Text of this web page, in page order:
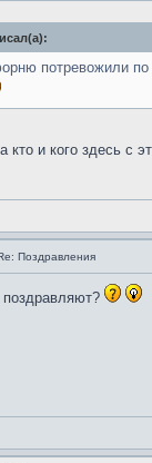
потревожили
кто и кого здесь с
Поздравления